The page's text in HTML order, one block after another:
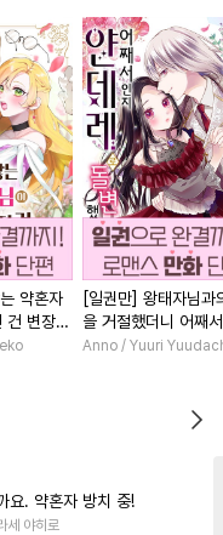
약혼자
건 변장한
단행본]
[일권만] 왕태자님과
을 거절했더니 어째
얀데레로 돌변했습
Anno / Yuuri
요. 약혼자 방치 중!
세 야히로